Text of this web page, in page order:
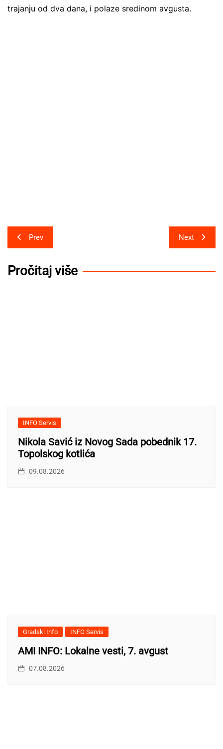
trajanju od dva dana, i polaze sredinom avgusta.
Post
navigation
Prev Next
Pročitaj više
INFO Servis
Nikola Savić iz Novog Sada pobednik 17.
Topolskog kotlića
09.08.2026
Gradski Info INFO Servis
AMI INFO: Lokalne vesti, 7. avgust
07.08.2026